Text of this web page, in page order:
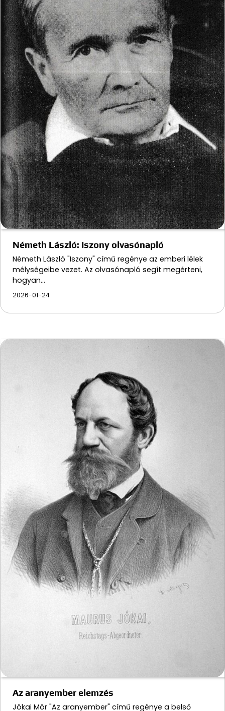
Németh László: Iszony olvasónapló
Németh László "Iszony" című regénye az emberi lélek
mélységeibe vezet. Az olvasónapló segít megérteni,
hogyan…
2026-01-24
Az aranyember elemzés
Jókai Mór "Az aranyember" című regénye a belső